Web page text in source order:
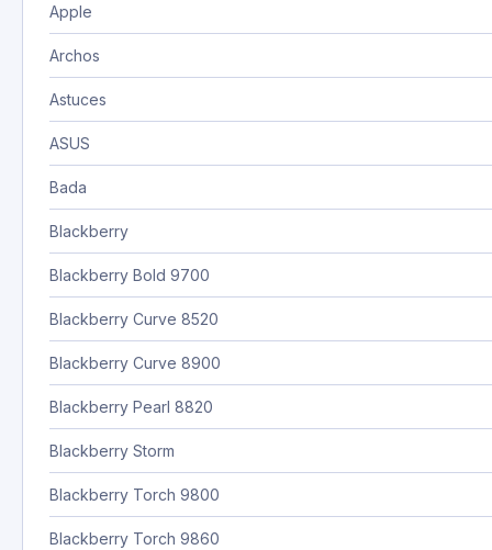
Apple
Archos
Astuces
ASUS
Bada
Blackberry
Blackberry Bold 9700
Blackberry Curve 8520
Blackberry Curve 8900
Blackberry Pearl 8820
Blackberry Storm
Blackberry Torch 9800
Blackberry Torch 9860